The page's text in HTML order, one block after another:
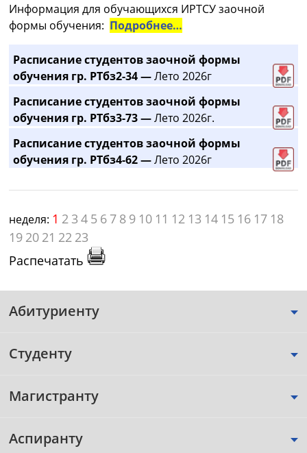
Информация для обучающихся ИРТСУ заочной
формы обучения: Подробнее…
Расписание студентов заочной формы
обучения гр. РТбз2-34 —Лето 2026г
Расписание студентов заочной формы
обучения гр. РТбз3-73 —Лето 2026г.
Расписание студентов заочной формы
обучения гр. РТбз4-62 —Лето 2026г
неделя: 1 2 3 4 5 6 7 8 9 10 11 12 13 14 15 16 17 18
19 20 21 22 23
Распечатать
Абитуриенту
Студенту
Магистранту
Аспиранту